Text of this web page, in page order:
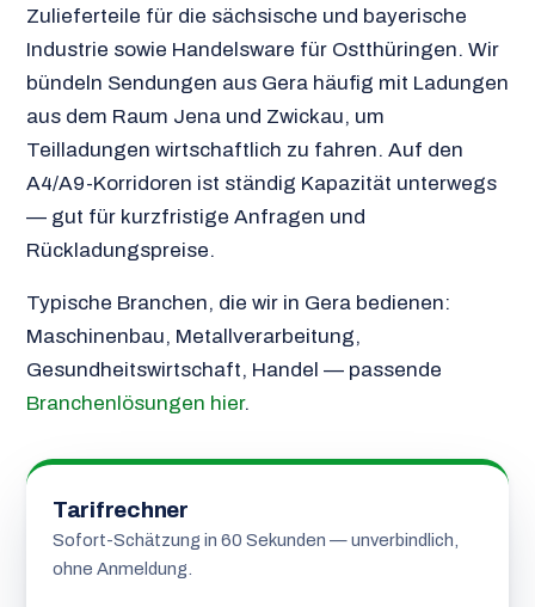
Zulieferteile für die sächsische und bayerische
Industrie sowie Handelsware für Ostthüringen. Wir
bündeln Sendungen aus Gera häufig mit Ladungen
aus dem Raum Jena und Zwickau, um
Teilladungen wirtschaftlich zu fahren. Auf den
A4/A9-Korridoren ist ständig Kapazität unterwegs
— gut für kurzfristige Anfragen und
Rückladungspreise.
Typische Branchen, die wir in Gera bedienen:
Maschinenbau, Metallverarbeitung,
Gesundheitswirtschaft, Handel — passende
Branchenlösungen hier.
Tarifrechner
Sofort-Schätzung in 60 Sekunden — unverbindlich,
ohne Anmeldung.